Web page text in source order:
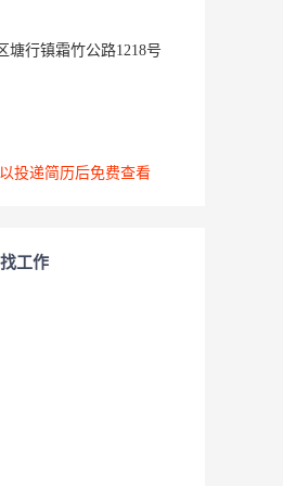
塘行镇霜竹公路1218号
投递简历后免费查看
工作